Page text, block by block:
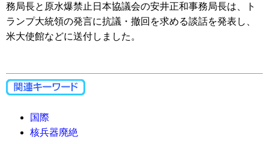
務局長と原水爆禁止日本協議会の安井正和事務局長は、ト
ランプ大統領の発言に抗議・撤回を求める談話を発表し、
米大使館などに送付しました。
国際
核兵器廃絶